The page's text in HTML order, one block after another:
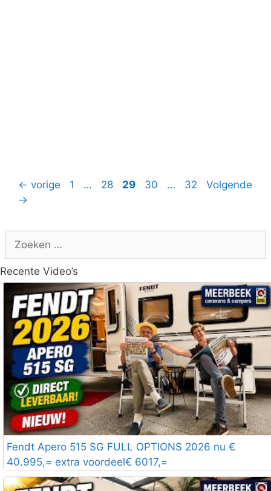
← vorige Pagina
1 … Pagina
28 Pagina
29 Pagina
30 … Pagina
32
Volgende
→
naar:
Recente Video’s
Fendt Apero 515 SG FULL OPTIONS 2026 nu €
40.995,= extra voordeel€ 6017,=